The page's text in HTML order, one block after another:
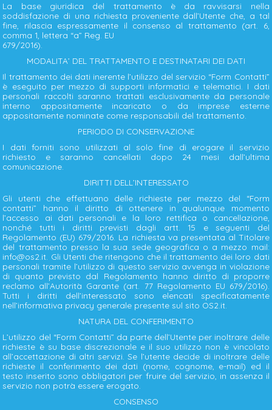
La base giuridica del trattamento è da ravvisarsi nella
soddisfazione di una richiesta proveniente dall’Utente che, a tal
fine, rilascia espressamente il consenso al trattamento (art. 6,
comma 1, lettera “a” Reg. EU
679/2016).
MODALITA’ DEL TRATTAMENTO E DESTINATARI DEI DATI
Il trattamento dei dati inerente l’utilizzo del servizio “Form Contatti”
è eseguito per mezzo di supporti informatici e telematici. I dati
personali raccolti saranno trattati esclusivamente da personale
interno appositamente incaricato o da imprese esterne
appositamente nominate come responsabili del trattamento.
PERIODO DI CONSERVAZIONE
I dati forniti sono utilizzati al solo fine di erogare il servizio
richiesto e saranno cancellati dopo 24 mesi dall’ultima
comunicazione.
DIRITTI DELL’INTERESSATO
Gli utenti che effettuano delle richieste per mezzo del “Form
contatti” hanno il diritto di ottenere in qualunque momento
l’accesso ai dati personali e la loro rettifica o cancellazione,
nonché tutti i diritti previsti dagli artt. 15 e seguenti del
Regolamento (EU) 679/2016. La richiesta va presentata al Titolare
del trattamento presso la sua sede geografica o a mezzo mail:
info@os2.it. Gli Utenti che ritengono che il trattamento dei loro dati
personali tramite l’utilizzo di questo servizio avvenga in violazione
di quanto previsto dal Regolamento hanno diritto di proporre
reclamo all’Autorità Garante (art. 77 Regolamento EU 679/2016).
Tutti i diritti dell’interessato sono elencati specificatamente
nell’informativa privacy generale presente sul sito OS2.it.
NATURA DEL CONFERIMENTO
L’utilizzo del “Form Contatti” da parte dell’Utente per inoltrare delle
richieste è su base discrezionale e il suo utilizzo non è vincolato
all’accettazione di altri servizi. Se l’utente decide di inoltrare delle
richieste il conferimento dei dati (nome, cognome, e-mail) ed il
testo inserito sono obbligatori per fruire del servizio, in assenza il
servizio non potrà essere erogato.
CONSENSO